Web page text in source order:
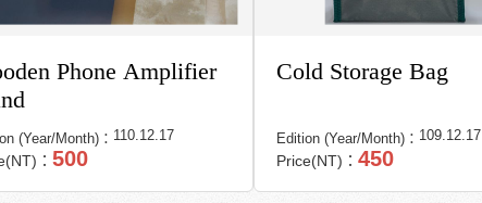
Phone Amplifier
(Year/Month)： 110.12.17
：500
Cold Storage Bag
Edition (Year/Month)： 109.12.17
Price(NT)：450